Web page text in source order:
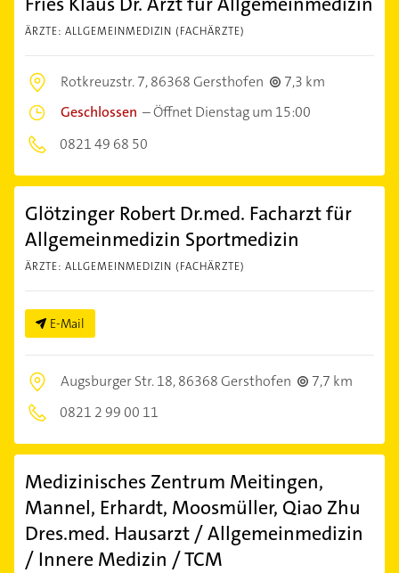
ÄRZTE: ALLGEMEINMEDIZIN (FACHÄRZTE)
Rotkreuzstr. 7,86368 Gersthofen
7,3 km
Geschlossen –Öffnet Dienstag um 15:00
0821 49 68 50
Glötzinger Robert Dr.med. Facharzt für
Allgemeinmedizin Sportmedizin
ÄRZTE: ALLGEMEINMEDIZIN (FACHÄRZTE)
E-Mail
Augsburger Str. 18,86368 Gersthofen
7,7 km
0821 2 99 00 11
Medizinisches Zentrum Meitingen,
Mannel, Erhardt, Moosmüller, Qiao Zhu
Dres.med. Hausarzt / Allgemeinmedizin
/ Innere Medizin / TCM